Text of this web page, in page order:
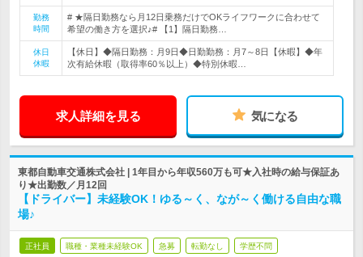
勤務
時間
# ★隔日勤務なら月12日乗務だけでOKライフワークに合わせて
希望の働き方を選択♪# 【1】隔日勤務…
休日
休暇
【休日】◆隔日勤務：月9日◆日勤勤務：月7～8日【休暇】◆年
次有給休暇（取得率60％以上）◆特別休暇…
求人詳細を見る 気になる
東都自動車交通株式会社 | 1年目から年収560万も可★入社時の給与保証あ
り★出勤数／月12回
【ドライバー】未経験OK！ゆる～く、なが～く働ける自由な職
場♪
正社員 職種・業種未経験OK 急募 転勤なし 学歴不問